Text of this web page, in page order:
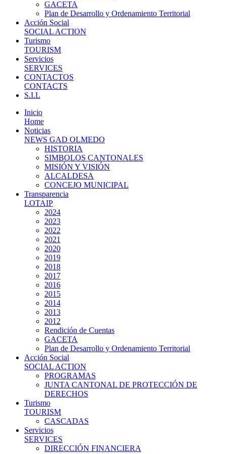
GACETA
Plan de Desarrollo y Ordenamiento Territorial
Acción Social
SOCIAL ACTION
Turismo
TOURISM
Servicios
SERVICES
CONTACTOS
CONTACTS
S.I.L
Inicio
Home
Noticias
NEWS GAD OLMEDO
HISTORIA
SIMBOLOS CANTONALES
MISIÓN Y VISIÓN
ALCALDESA
CONCEJO MUNICIPAL
Transparencia
LOTAIP
2024
2023
2022
2021
2020
2019
2018
2017
2016
2015
2014
2013
2012
Rendición de Cuentas
GACETA
Plan de Desarrollo y Ordenamiento Territorial
Acción Social
SOCIAL ACTION
PROGRAMAS
JUNTA CANTONAL DE PROTECCIÓN DE
DERECHOS
Turismo
TOURISM
CASCADAS
Servicios
SERVICES
DIRECCIÓN FINANCIERA